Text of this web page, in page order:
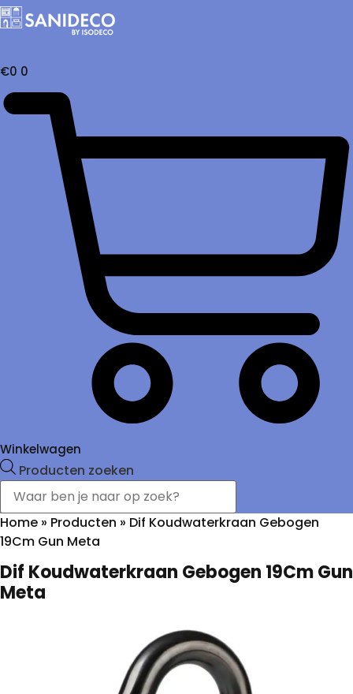
€0 0
Winkelwagen
Producten zoeken
Home » Producten » Dif Koudwaterkraan Gebogen
19Cm Gun Meta
Dif Koudwaterkraan Gebogen 19Cm Gun
Meta